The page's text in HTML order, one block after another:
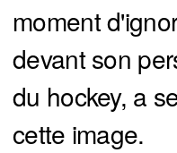
moment
devant son
du hockey, a
cette image.